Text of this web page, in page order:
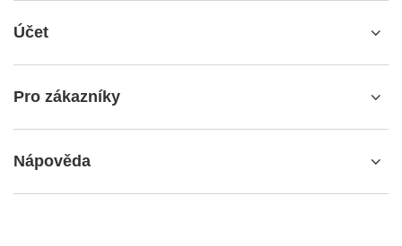
Účet
Pro zákazníky
Nápověda